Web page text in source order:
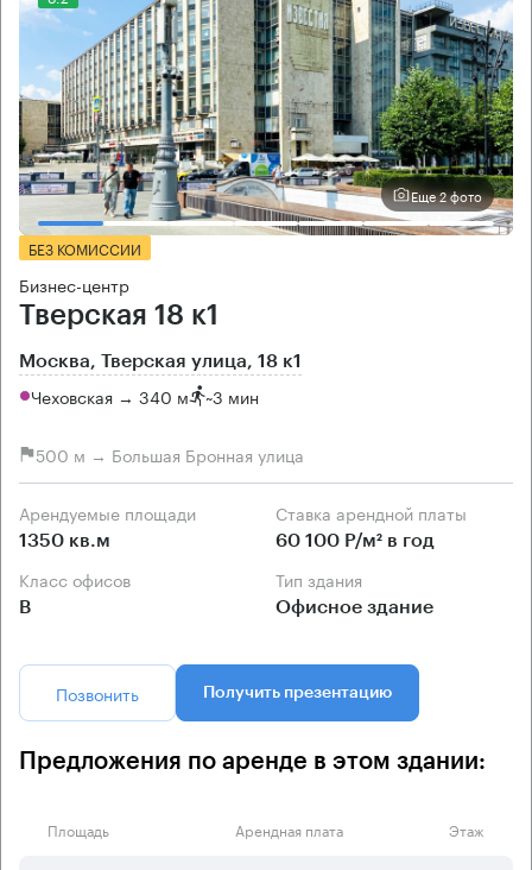
Еще 2 фото
БЕЗ КОМИССИИ
Бизнес-центр
Тверская 18 к1
Москва, Тверская улица, 18 к1
Чеховская → 340 м ~3 мин
500 м → Большая Бронная улица
Арендуемые площади
1350 кв.м
Ставка арендной платы
60 100 Р/м² в год
Класс офисов
B
Тип здания
Офисное здание
Позвонить Получить презентацию
Предложения по аренде в этом здании:
Площадь Арендная плата Этаж